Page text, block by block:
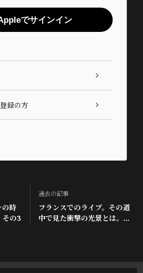
でサインイン
録の方
の時
の3
過去の記事
フランスでのライブ。その道
中で見た衝撃の光景とは。そ